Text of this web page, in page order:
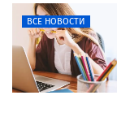
ВСЕ НОВОСТИ